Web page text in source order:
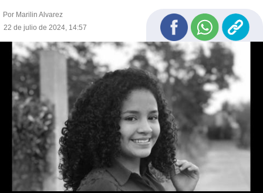
Por Marilin Alvarez
22 de julio de 2024, 14:57